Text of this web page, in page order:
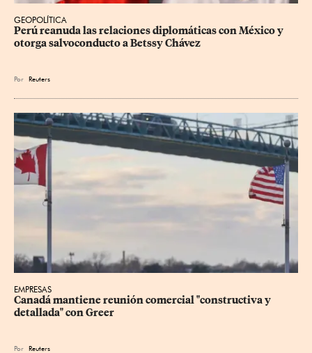
GEOPOLÍTICA
Perú reanuda las relaciones diplomáticas con México y
otorga salvoconducto a Betssy Chávez
Por Reuters
EMPRESAS
Canadá mantiene reunión ‌comercial "constructiva y
detallada" con Greer
Por Reuters